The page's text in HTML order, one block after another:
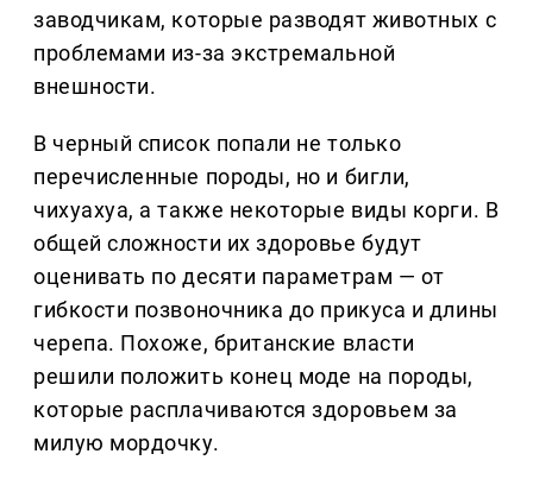
заводчикам, которые разводят животных с
проблемами из-за экстремальной
внешности.
В черный список попали не только
перечисленные породы, но и бигли,
чихуахуа, а также некоторые виды корги. В
общей сложности их здоровье будут
оценивать по десяти параметрам — от
гибкости позвоночника до прикуса и длины
черепа. Похоже, британские власти
решили положить конец моде на породы,
которые расплачиваются здоровьем за
милую мордочку.